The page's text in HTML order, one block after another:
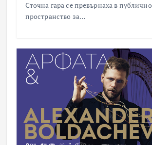
Сточна гара се превърнаха в публично
пространство за…